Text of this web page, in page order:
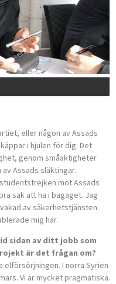
eller någon av Assads
i hjulen för dig. Det
genom småaktigheter
Assads släktingar.
mot Assads
sak att ha i bagaget. Jag
av säkerhetstjänsten.
mig här.
sidan av ditt jobb som
är det frågan om?
I norra Syrien
Vi är mycket pragmatiska.